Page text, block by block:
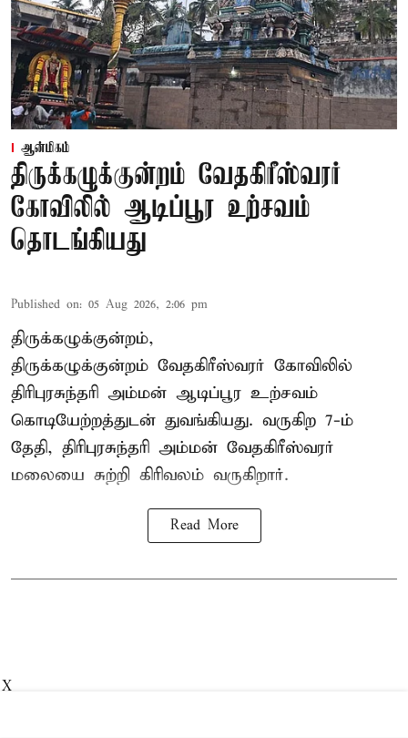
ஆன்மிகம்
திருக்கழுக்குன்றம் வேதகிரீஸ்வரர்
கோவிலில் ஆடிப்பூர உற்சவம்
தொடங்கியது
Published on: 05 Aug 2026, 2:06 pm
திருக்கழுக்குன்றம்,
திருக்கழுக்குன்றம் வேதகிரீஸ்வரர் கோவிலில்
திரிபுரசுந்தரி அம்மன் ஆடிப்பூர உற்சவம்
கொடியேற்றத்துடன் துவங்கியது. வருகிற 7-ம்
தேதி, திரிபுரசுந்தரி அம்மன் வேதகிரீஸ்வரர்
மலையை சுற்றி கிரிவலம் வருகிறார்.
Read More
X